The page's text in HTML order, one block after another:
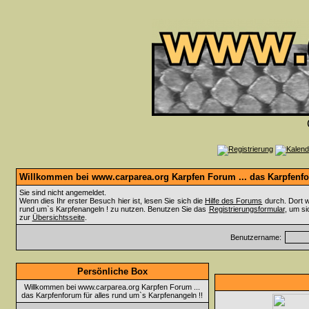
Willkommen bei www.carparea.org Karpfen Forum ... das
Sie sind nicht angemeldet.
Wenn dies Ihr erster Besuch hier ist, lesen Sie sich die Hilfe des Forums durch. Dort
rund um`s Karpfenangeln ! zu nutzen. Benutzen Sie das Registrierungsformular, um
zur Übersichtsseite.
Benutzername:
Persönliche Box
Willkommen bei www.carparea.org Karpfen Forum ...
das Karpfenforum für alles rund um`s Karpfenangeln !!